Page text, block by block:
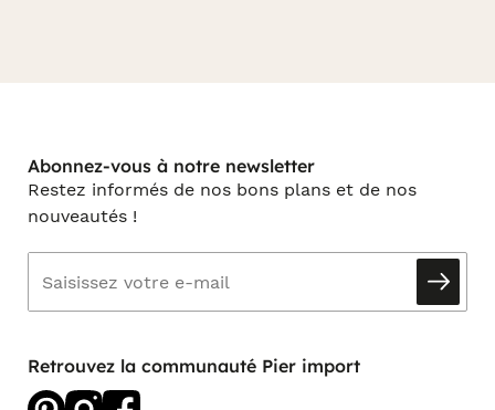
Abonnez-vous à notre newsletter
Restez informés de nos bons plans et de nos
nouveautés !
Retrouvez la communauté Pier import